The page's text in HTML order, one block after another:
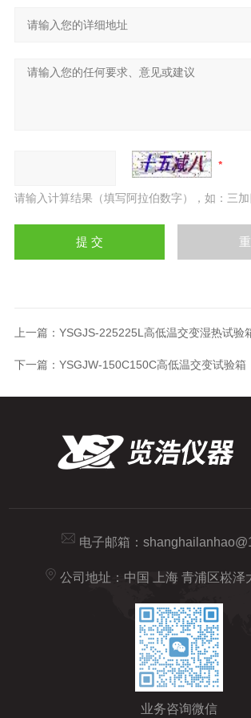
请输入计算结果（填写阿拉伯数字），如：三
上一篇： YSGJS-225225L高低温交变湿热试验
下一篇： YSGJW-150C150C高低温交变试验箱
电子邮箱：
公司地址：中国 上海 青浦区崧泽
业务咨询微信